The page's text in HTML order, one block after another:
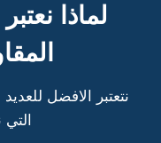
لماذا
نتعتبر الافضل